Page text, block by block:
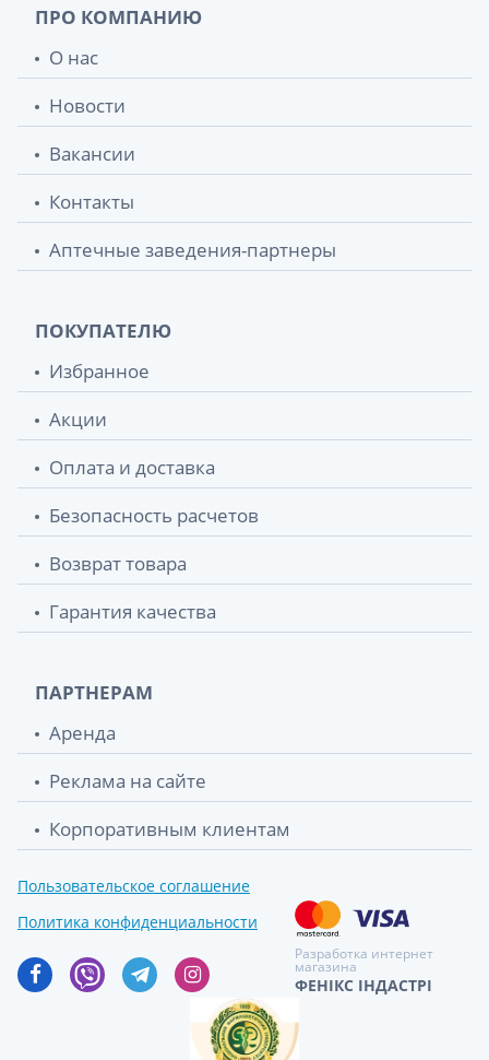
ПРО КОМПАНИЮ
О нас
Новости
Вакансии
Контакты
Аптечные заведения-партнеры
ПОКУПАТЕЛЮ
Избранное
Акции
Оплата и доставка
Безопасность расчетов
Возврат товара
Гарантия качества
ПАРТНЕРАМ
Аренда
Реклама на сайте
Корпоративным клиентам
Пользовательское соглашение
Политика конфиденциальности
Разработка интернет
магазина
ФЕНІКС ІНДАСТРІ